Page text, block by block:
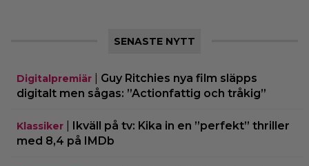
SENASTE NYTT
Digitalpremiär
Guy Ritchies nya film släpps
digitalt men sågas: ”Actionfattig och tråkig”
Klassiker
Ikväll på tv: Kika in en ”perfekt” thriller
med 8,4 på IMDb